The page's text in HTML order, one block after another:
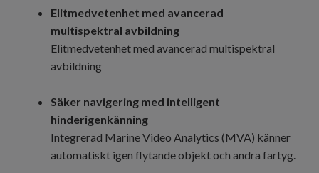
Elitmedvetenhet med avancerad
multispektral avbildning
Elitmedvetenhet med avancerad multispektral
avbildning
Säker navigering med intelligent
hinderigenkänning
Integrerad Marine Video Analytics (MVA) känner
automatiskt igen flytande objekt och andra fartyg.